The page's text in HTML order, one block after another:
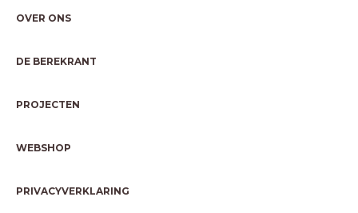
OVER ONS
DE BEREKRANT
PROJECTEN
WEBSHOP
PRIVACYVERKLARING